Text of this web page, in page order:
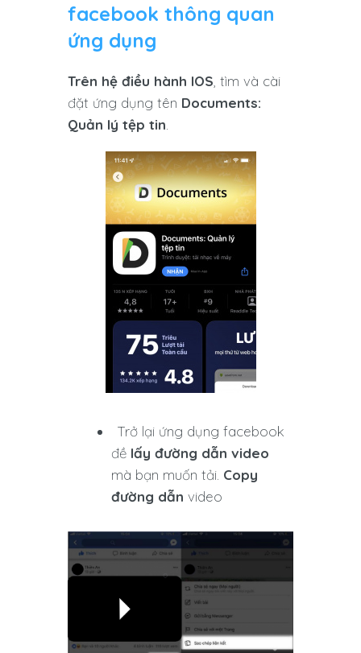
facebook thông quan
ứng dụng
Trên hệ điều hành IOS , tìm và cài
đặt ứng dụng tên Documents:
Quản lý tệp tin
Trở lại ứng dụng facebook
đề lấy đường dẫn video
mà bạn muốn tải. Copy
đường dẫn video